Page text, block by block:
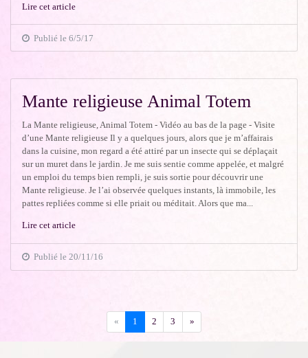
Lire cet article
Publié le 6/5/17
Mante religieuse Animal Totem
La Mante religieuse, Animal Totem - Vidéo au bas de la page - Visite
d’une Mante religieuse Il y a quelques jours, alors que je m’affairais
dans la cuisine, mon regard a été attiré par un insecte qui se déplaçait
sur un muret dans le jardin. Je me suis sentie comme appelée, et malgré
un emploi du temps bien rempli, je suis sortie pour découvrir une
Mante religieuse. Je l’ai observée quelques instants, là immobile, les
pattes repliées comme si elle priait ou méditait. Alors que ma...
Lire cet article
Publié le 20/11/16
«Précédent
1 2 3 »Suivant